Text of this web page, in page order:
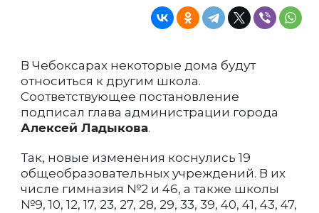
В Чебоксарах некоторые дома будут
относиться к другим школа.
Соответствующее постановление
подписал глава администрации города
Алексей Ладыкова.
Так, новые изменения коснулись 19
общеобразовательных учреждений. В их
числе гимназия №2 и 46, а также школы
№9, 10, 12, 17, 23, 27, 28, 29, 33, 39, 40, 41, 43, 47,